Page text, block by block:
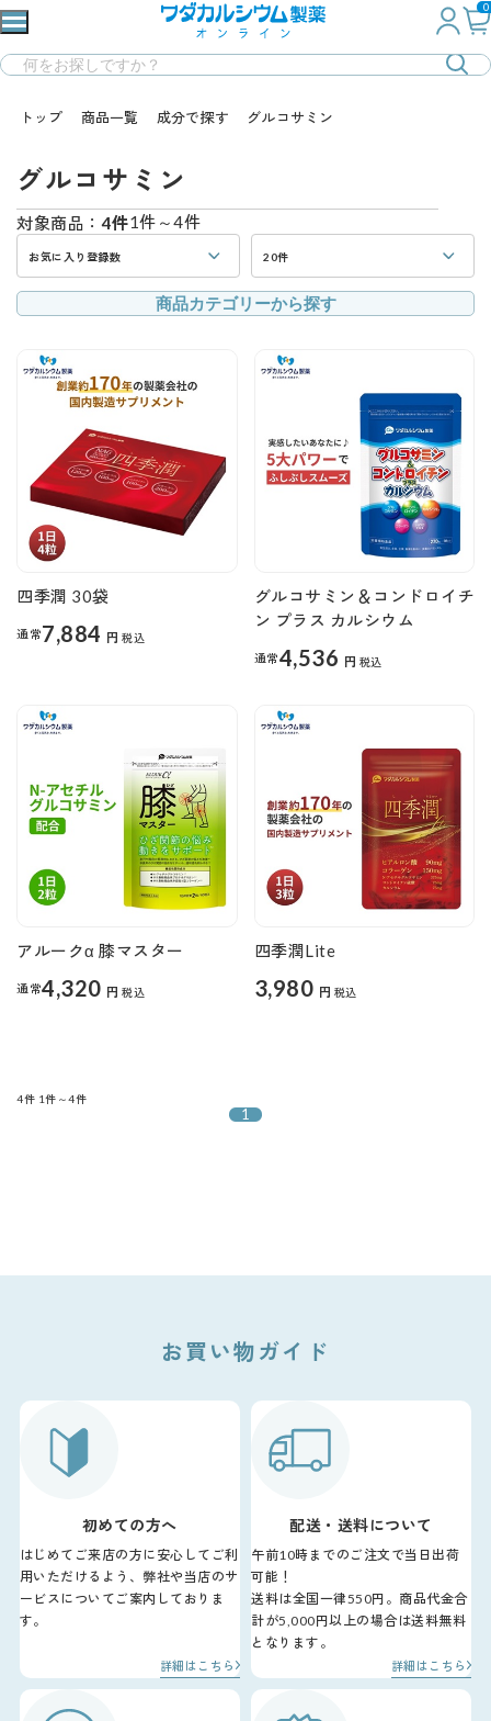
0
トップ 商品一覧 成分で探す グルコサミン
グルコサミン
対象商品：4件1件～4件
20件
お気に入り登録数
商品カテゴリーから探す
四季潤 30袋
通常7,884 円 税込
グルコサミン＆コンドロイチ
ン プラス カルシウム
通常4,536 円 税込
アルークα 膝マスター
通常4,320 円 税込
四季潤Lite
3,980 円 税込
4件 1件～4件
1
お買い物ガイド
初めての方へ
はじめてご来店の方に安心してご利
用いただけるよう、弊社や当店のサ
ービスについてご案内しておりま
す。
詳細はこちら
配送・送料について
午前10時までのご注文で当日出荷
可能！
送料は全国一律550円。商品代金合
計が5,000円以上の場合は送料無料
となります。
詳細はこちら